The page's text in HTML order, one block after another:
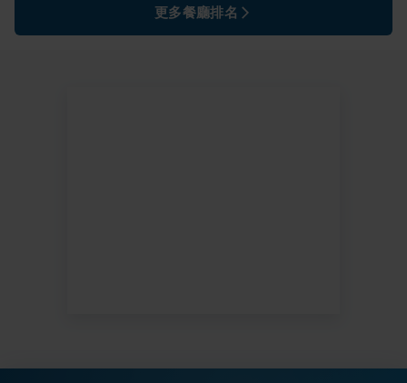
更多餐廳排名